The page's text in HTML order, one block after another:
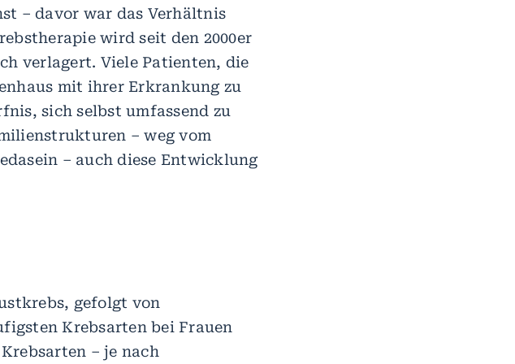
– davor war das Verhältnis
wird seit den 2000er
verlagert. Viele Patienten, die
mit ihrer Erkrankung zu
sich selbst umfassend zu
– weg vom
– auch diese Entwicklung
gefolgt von
Krebsarten bei Frauen
– je nach